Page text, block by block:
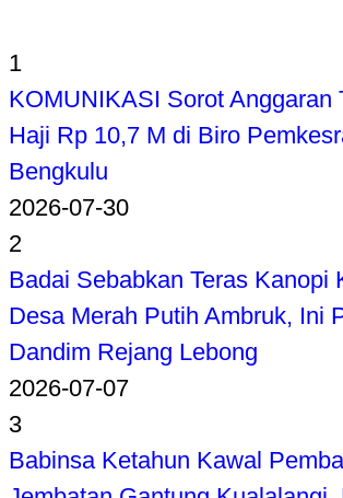
1
KOMUNIKASI Sorot Anggaran
Haji Rp 10,7 M di Biro
Bengkulu
2026-07-30
2
Badai Sebabkan Teras Kanopi
Desa Merah Putih Ambruk, Ini
Dandim Rejang Lebong
2026-07-07
3
Babinsa Ketahun Kawal